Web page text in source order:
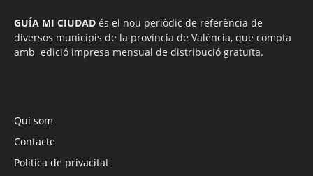
GUÍA MI CIUDAD és el nou periòdic de referència de
diversos municipis de la província de València, que compta
amb edició impresa mensual de distribució gratuïta.
Qui som
Contacte
Política de privacitat